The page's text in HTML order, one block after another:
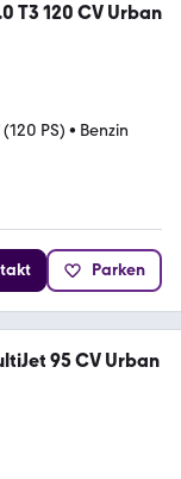
T3 120 CV Urban
PS) • Benzin
Parken
95 CV Urban